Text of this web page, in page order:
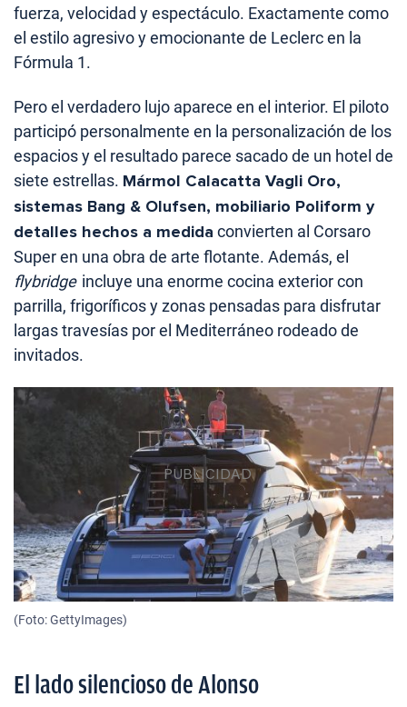
fuerza, velocidad y espectáculo. Exactamente como
el estilo agresivo y emocionante de Leclerc en la
Fórmula 1.
Pero el verdadero lujo aparece en el interior. El piloto
participó personalmente en la personalización de los
espacios y el resultado parece sacado de un hotel de
siete estrellas. Mármol Calacatta Vagli Oro,
sistemas Bang & Olufsen, mobiliario Poliform y
detalles hechos a medida convierten al Corsaro
Super en una obra de arte flotante. Además, el
flybridge incluye una enorme cocina exterior con
parrilla, frigoríficos y zonas pensadas para disfrutar
largas travesías por el Mediterráneo rodeado de
invitados.
(Foto: GettyImages)
El lado silencioso de Alonso